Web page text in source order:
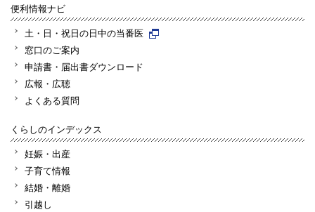
便利情報ナビ
土・日・祝日の日中の当番医
窓口のご案内
申請書・届出書ダウンロード
広報・広聴
よくある質問
くらしのインデックス
妊娠・出産
子育て情報
結婚・離婚
引越し